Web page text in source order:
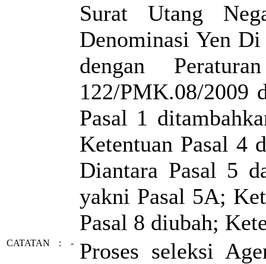
Surat Utang
Denominasi Yen Di
dengan
122/PMK.08/2009
Pasal 1
Ketentuan Pasal 4
Diantara Pasal 5
yakni Pasal 5A;
Pasal 8 diubah;
CATATAN : -
Proses seleksi